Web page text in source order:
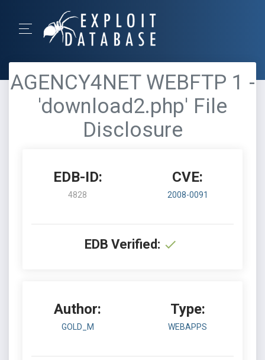
AGENCY4NET WEBFTP 1 -
'download2.php' File
Disclosure
EDB-ID:
4828
CVE:
2008-0091
EDB Verified:
Author:
GOLD_M
Type:
WEBAPPS